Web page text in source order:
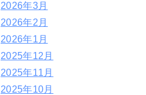
2026年3月
2026年2月
2026年1月
2025年12月
2025年11月
2025年10月